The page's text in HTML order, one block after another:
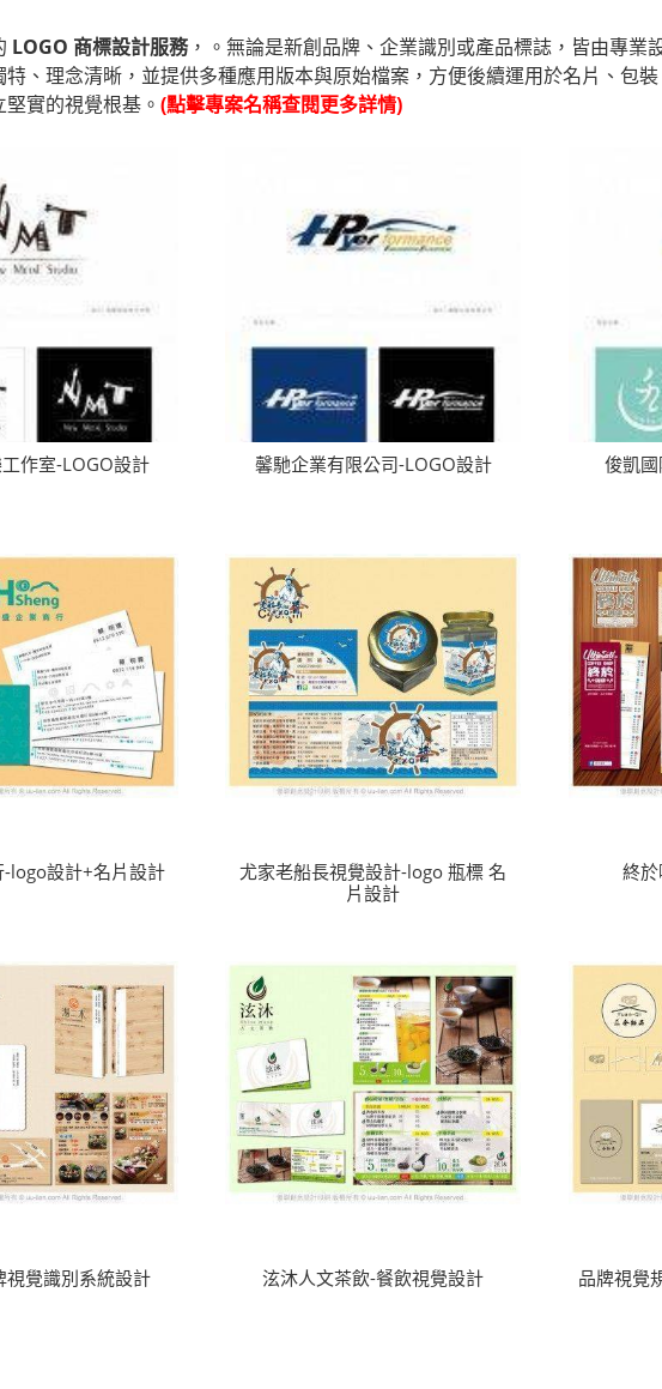
LOGO 商標設計服務，。無論是新創品牌、企業識別或產品標誌，皆由專業
、理念清晰，並提供多種應用版本與原始檔案，方便後續運用於名片、包
實的視覺根基。 (點擊專案名稱查閱更多詳情)
作室-LOGO設計 馨馳企業有限公司-LOGO設計 俊凱
-logo設計+名片設計
尤家老船長視覺設計-logo 瓶標 名
片設計
終
視覺識別系統設計 泫沐人文茶飲-餐飲視覺設計
品牌視覺